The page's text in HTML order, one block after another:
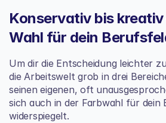
Konservativ bis
Wahl für dein
Um dir die Entscheidung leichter
die Arbeitswelt grob in drei
seinen eigenen, oft
sich auch in der Farbwahl für dein
widerspiegelt.